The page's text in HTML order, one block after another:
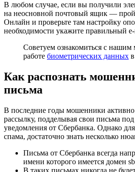
В любом случае, если вы получили
на неосновной почтовый ящик —
Онлайн и проверьте там настройку
необходимости укажите правильный
Советуем ознакомиться с нашим
работе биометрических данных
Как распознать
письма
В последние годы мошенники
рассылку, подделывая свои письма
уведомления от Сбербанка. Однако
спама, достаточно знать несколько
Письма от Сбербанка всегда
имени которого имеется домен